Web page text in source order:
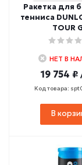
Ракетка для
тенниса
TOUR
НЕТ В
19 754 ₽
Код товара:
В